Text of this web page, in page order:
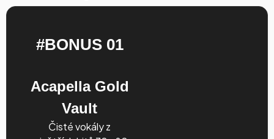
#BONUS 01
Acapella Gold
Vault
Čisté vokály z